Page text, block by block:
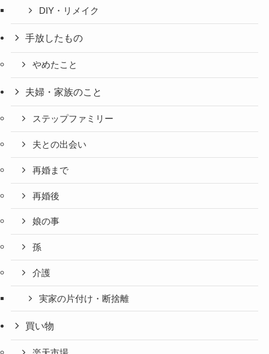
DIY・リメイク
手放したもの
やめたこと
夫婦・家族のこと
ステップファミリー
夫との出会い
再婚まで
再婚後
娘の事
孫
介護
実家の片付け・断捨離
買い物